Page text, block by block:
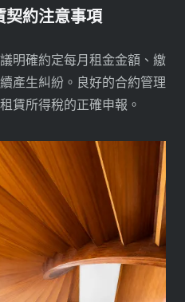
契約注意事項
明確約定每月租金金額、繳
產生糾紛。良好的合約管理
賃所得稅的正確申報。